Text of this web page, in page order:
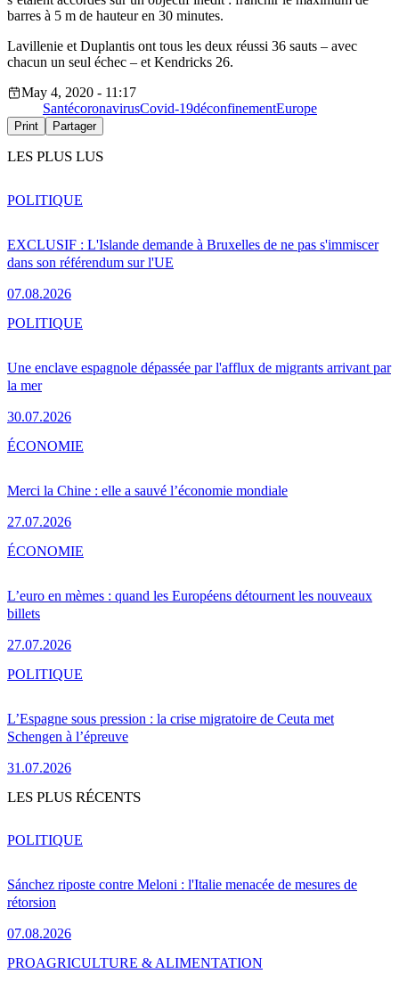
barres à 5 m de hauteur en 30 minutes.
Lavillenie et Duplantis ont tous les deux réussi 36 sauts – avec
chacun un seul échec – et Kendricks 26.
May 4, 2020 - 11:17
SantécoronavirusCovid-19déconfinementEurope
Print Partager
LES PLUS LUS
EXCLUSIF : L'Islande demande à Bruxelles de ne pas s'immiscer
dans son référendum sur l'UE
07.08.2026
POLITIQUE
Une enclave espagnole dépassée par l'afflux de migrants arrivant par
la mer
30.07.2026
POLITIQUE
Merci la Chine : elle a sauvé l’économie mondiale
27.07.2026
ÉCONOMIE
L’euro en mèmes : quand les Européens détournent les nouveaux
billets
27.07.2026
ÉCONOMIE
L’Espagne sous pression : la crise migratoire de Ceuta met
Schengen à l’épreuve
31.07.2026
POLITIQUE
LES PLUS RÉCENTS
Sánchez riposte contre Meloni : l'Italie menacée de mesures de
rétorsion
07.08.2026
POLITIQUE
PROAGRICULTURE & ALIMENTATION